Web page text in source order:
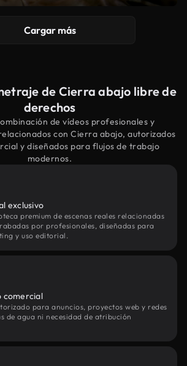
Cargar más
de Cierra abajo libre de
derechos
de vídeos profesionales y
con Cierra abajo, autorizados
y diseñados para flujos de trabajo
modernos.
exclusivo
premium de escenas reales relacionadas
por profesionales, diseñadas para
y uso editorial.
comercial
para anuncios, proyectos web y redes
de agua ni necesidad de atribución